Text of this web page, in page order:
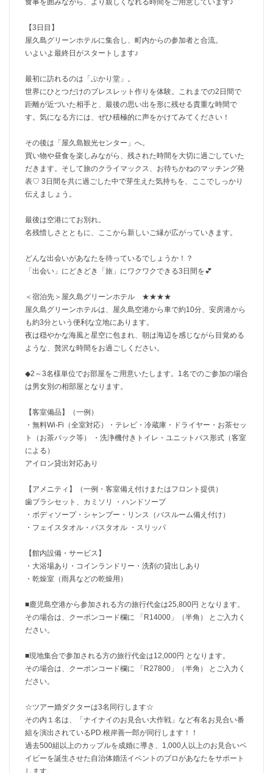
食事を囲みながら、より親しくなれる時間をご用意しています♪
【3日目】
屋久島グリーンホテルに集合し、町内からの参加者と合流。
いよいよ最終日がスタートします♪
最初に訪れるのは「ぷかり堂」。
世界にひとつだけのブレスレット作りを体験。これまでの2日間で
距離が近づいた相手と、最後の思い出を形に残せる貴重な時間で
す。気になる方には、ぜひ積極的に声をかけてみてください！
その後は「屋久島観光センター」へ。
買い物や昼食を楽しみながら、残された時間を大切に過ごしていた
だきます。そして旅のクライマックス、お待ちかねのマッチング発
表♡ 3日間を共に過ごした中で芽生えた気持ちを、ここでしっかり
伝えましょう。
最後は空港にてお別れ。
名残惜しさとともに、ここから新しいご縁が広がっていきます。
どんな出会いがあなたを待っているでしょうか！？
「出会い」にどきどき「旅」にワクワクできる3日間を💕
＜宿泊先＞屋久島グリーンホテル ★★★★
屋久島グリーンホテルは、屋久島空港から車で約10分、安房港から
も約3分という便利な立地にあります。
夜は穏やかな海風と星空に包まれ、朝は海辺を感じながら目覚める
ような、贅沢な時間をお過ごしください。
◆2～3名様単位でお部屋をご用意いたします。1名でのご参加の場合
は男女別の相部屋となります。
【客室備品】（一例）
・無料Wi-Fi（全室対応）・テレビ・冷蔵庫・ドライヤー・お茶セッ
ト（お茶パック等） ・洗浄機付きトイレ・ユニットバス形式（客室
による）
アイロン貸出対応あり
【アメニティ】（一例・客室備え付けまたはフロント提供）
歯ブラシセット、カミソリ ・ハンドソープ
・ボディソープ・シャンプー・リンス（バスルーム備え付け）
・フェイスタオル・バスタオル ・スリッパ
【館内設備・サービス】
・大浴場あり・コインランドリー・洗剤の貸出しあり
・乾燥室（雨具などの乾燥用）
■鹿児島空港から参加される方の旅行代金は25,800円 となります。
その場合は、クーポンコード欄に 「R14000」（半角） とご入力く
ださい。
■現地集合で参加される方の旅行代金は12,000円 となります。
その場合は、クーポンコード欄に 「R27800」（半角） とご入力く
ださい。
☆ツアー婚ダクターは3名同行します☆
その内１名は、「ナイナイのお見合い大作戦」など有名お見合い番
組を演出されているPD.根岸善一郎が同行します！！
過去500組以上のカップルを成婚に導き、1,000人以上のお見合いベ
イビーを誕生させた自治体婚活イベントのプロがあなたをサポート